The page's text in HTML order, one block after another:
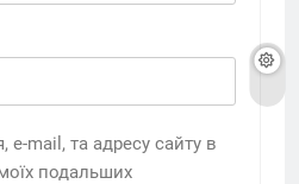
e-mail, та адресу сайту в
подальших